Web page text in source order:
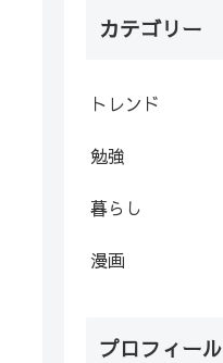
カテゴリー
トレンド
勉強
暮らし
漫画
プロフィール